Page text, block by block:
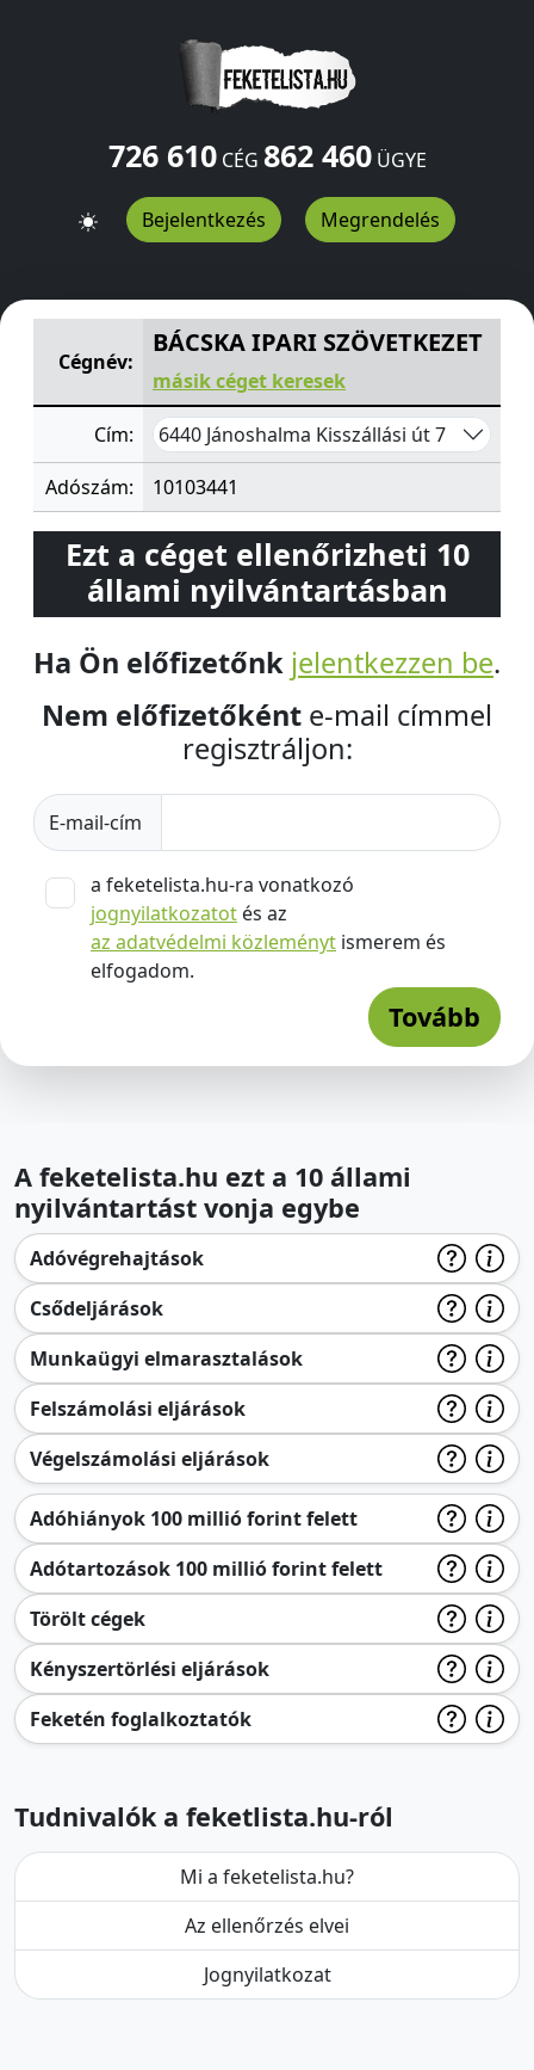
726 610CÉG 862 460ÜGYE
Bejelentkezés Megrendelés
BÁCSKA IPARI SZÖVETKEZET Kisszállási út 7Jánoshalma
Cégnév:
BÁCSKA IPARI SZÖVETKEZET
másik céget keresek
Cím: 6440 Jánoshalma Kisszállási út 7
Adószám: 10103441
Ezt a céget ellenőrizheti 10
állami nyilvántartásban
Ha Ön előfizetőnk jelentkezzen be.
Nem előfizetőként e-mail címmel
regisztráljon:
E-mail-cím
a feketelista.hu-ra vonatkozó
jognyilatkozatot és az
az adatvédelmi közleményt ismerem és
elfogadom.
Tovább
A feketelista.hu ezt a 10 állami
nyilvántartást vonja egybe
Adóvégrehajtások
Csődeljárások
Munkaügyi elmarasztalások
Felszámolási eljárások
Végelszámolási eljárások
Adóhiányok 100 millió forint felett
Adótartozások 100 millió forint felett
Törölt cégek
Kényszertörlési eljárások
Feketén foglalkoztatók
Tudnivalók a feketlista.hu-ról
Mi a feketelista.hu?
Az ellenőrzés elvei
Jognyilatkozat